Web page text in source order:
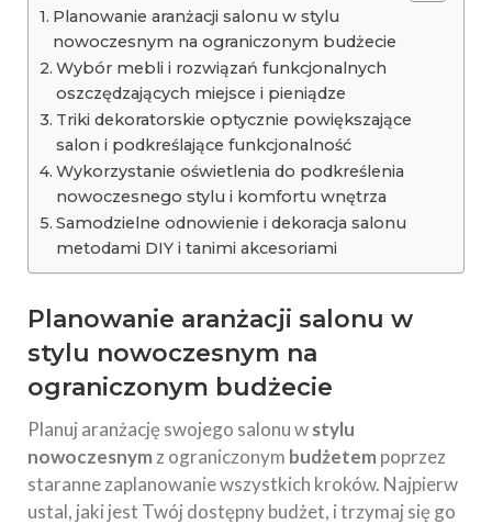
Planowanie aranżacji salonu w stylu
nowoczesnym na ograniczonym budżecie
Wybór mebli i rozwiązań funkcjonalnych
oszczędzających miejsce i pieniądze
Triki dekoratorskie optycznie powiększające
salon i podkreślające funkcjonalność
Wykorzystanie oświetlenia do podkreślenia
nowoczesnego stylu i komfortu wnętrza
Samodzielne odnowienie i dekoracja salonu
metodami DIY i tanimi akcesoriami
Planowanie aranżacji salonu w
stylu nowoczesnym na
ograniczonym budżecie
Planuj aranżację swojego salonu wstylu
nowoczesnymz ograniczonym budżetempoprzez
staranne zaplanowanie wszystkich kroków. Najpierw
ustal, jaki jest Twój dostępny budżet, i trzymaj się go